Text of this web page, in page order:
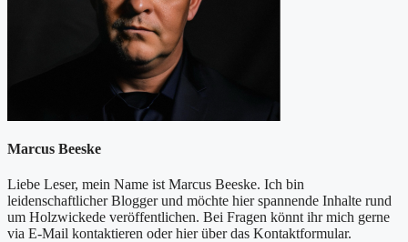
Marcus Beeske
Liebe Leser, mein Name ist Marcus Beeske. Ich bin
leidenschaftlicher Blogger und möchte hier spannende Inhalte rund
um Holzwickede veröffentlichen. Bei Fragen könnt ihr mich gerne
via E-Mail kontaktieren oder hier über das Kontaktformular.